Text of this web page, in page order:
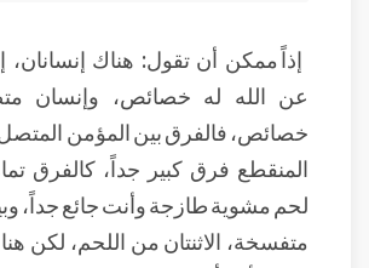
إذاً ممكن أن تقول: هناك
عن الله له خصائص، وإنسان
خصائص، فالفرق بين المؤمن
المنقطع فرق كبير جداً، كالفرق
لحم مشوية طازجة وأنت جائع جداً،
متفسخة، الاثنتان من اللحم، لكن